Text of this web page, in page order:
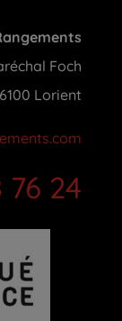
Foch
Lorient
76 24